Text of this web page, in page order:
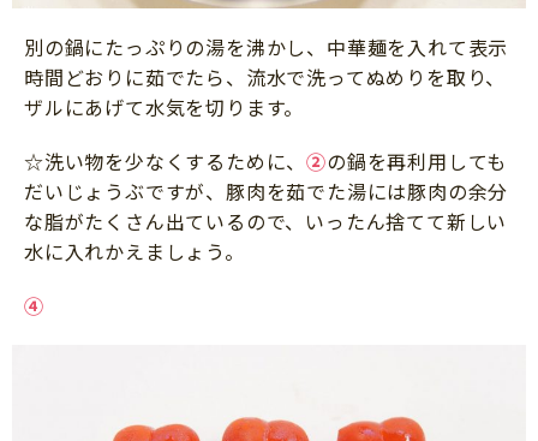
別の鍋にたっぷりの湯を沸かし、中華麺を入れて表示
時間どおりに茹でたら、流水で洗ってぬめりを取り、
ザルにあげて水気を切ります。
☆洗い物を少なくするために、②の鍋を再利用しても
だいじょうぶですが、豚肉を茹でた湯には豚肉の余分
な脂がたくさん出ているので、いったん捨てて新しい
水に入れかえましょう。
④